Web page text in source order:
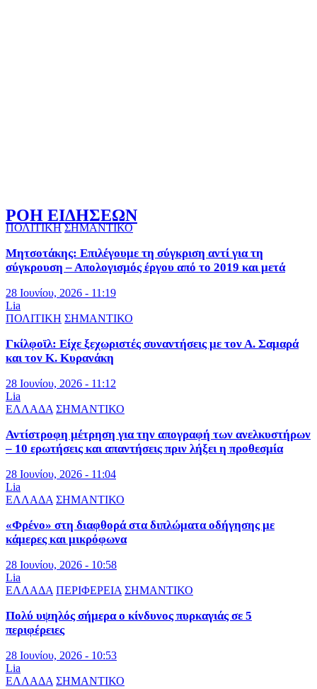
ΡΟΗ ΕΙΔΗΣΕΩΝ
ΠΟΛΙΤΙΚΗ ΣΗΜΑΝΤΙΚΟ
Μητσοτάκης: Επιλέγουμε τη σύγκριση αντί για τη
σύγκρουση – Απολογισμός έργου από το 2019 και μετά
28 Ιουνίου, 2026 - 11:19
Lia
ΠΟΛΙΤΙΚΗ ΣΗΜΑΝΤΙΚΟ
Γκίλφοϊλ: Είχε ξεχωριστές συναντήσεις με τον Α. Σαμαρά
και τον Κ. Κυρανάκη
28 Ιουνίου, 2026 - 11:12
Lia
ΕΛΛΑΔΑ ΣΗΜΑΝΤΙΚΟ
Αντίστροφη μέτρηση για την απογραφή των ανελκυστήρων
– 10 ερωτήσεις και απαντήσεις πριν λήξει η προθεσμία
28 Ιουνίου, 2026 - 11:04
Lia
ΕΛΛΑΔΑ ΣΗΜΑΝΤΙΚΟ
«Φρένο» στη διαφθορά στα διπλώματα οδήγησης με
κάμερες και μικρόφωνα
28 Ιουνίου, 2026 - 10:58
Lia
ΕΛΛΑΔΑ ΠΕΡΙΦΕΡΕΙΑ ΣΗΜΑΝΤΙΚΟ
Πολύ υψηλός σήμερα ο κίνδυνος πυρκαγιάς σε 5
περιφέρειες
28 Ιουνίου, 2026 - 10:53
Lia
ΕΛΛΑΔΑ ΣΗΜΑΝΤΙΚΟ